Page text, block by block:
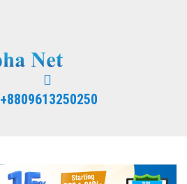
+8809613250250